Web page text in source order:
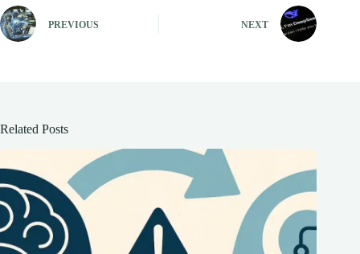
PREVIOUS NEXT
Related Posts